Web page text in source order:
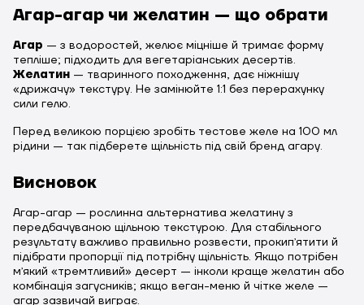
Агар-агар чи желатин — що обрати
Агар — з водоростей, желює міцніше й тримає форму
тепліше; підходить для вегетаріанських десертів.
Желатин — тваринного походження, дає ніжнішу
«дрижачу» текстуру. Не замінюйте 1:1 без перерахунку
сили гелю.
Перед великою порцією зробіть тестове желе на 100 мл
рідини — так підберете щільність під свій бренд агару.
Висновок
Агар-агар — рослинна альтернатива желатину з
передбачуваною щільною текстурою. Для стабільного
результату важливо правильно розвести, прокипʼятити й
підібрати пропорції під потрібну щільність. Якщо потрібен
мʼякий «тремтливий» десерт — інколи краще желатин або
комбінація загусників; якщо веган-меню й чітке желе —
агар зазвичай виграє.